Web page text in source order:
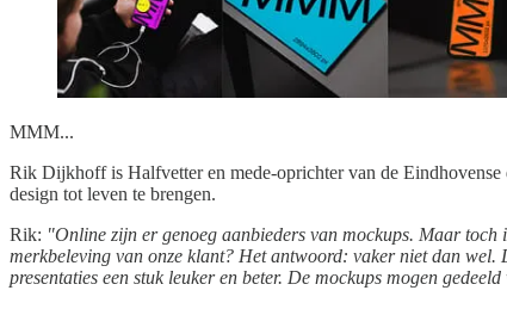
MMM...
Rik Dijkhoff is Halfvetter en mede-oprichter van de Eindhovense
design tot leven te brengen.
Rik: "Online zijn er genoeg aanbieders van mockups. Maar
merkbeleving van onze klant? Het antwoord: vaker niet dan wel.
presentaties een stuk leuker en beter. De mockups mogen